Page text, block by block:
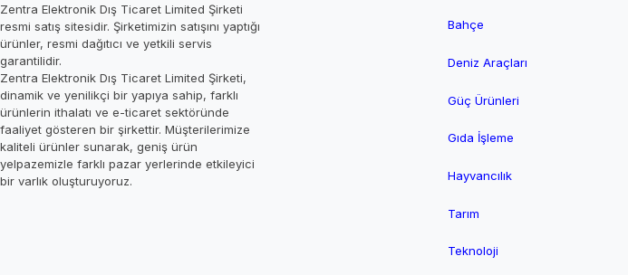
Zentra Elektronik Dış Ticaret Limited Şirketi
resmi satış sitesidir. Şirketimizin satışını yaptığı
ürünler, resmi dağıtıcı ve yetkili servis
garantilidir.
Zentra Elektronik Dış Ticaret Limited Şirketi,
dinamik ve yenilikçi bir yapıya sahip, farklı
ürünlerin ithalatı ve e-ticaret sektöründe
faaliyet gösteren bir şirkettir. Müşterilerimize
kaliteli ürünler sunarak, geniş ürün
yelpazemizle farklı pazar yerlerinde etkileyici
bir varlık oluşturuyoruz.
Bahçe
Deniz Araçları
Güç Ürünleri
Gıda İşleme
Hayvancılık
Tarım
Teknoloji